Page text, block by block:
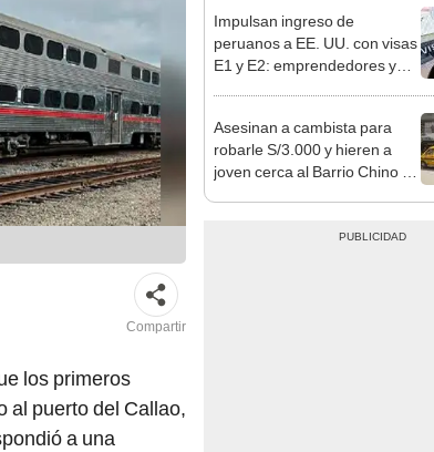
Compartir
los primeros
al puerto del Callao,
a una
Impulsan ingreso de
peruanos a EE. UU. con visas
E1 y E2: emprendedores y
Asesinan a cambista para
robarle S/3.000 y hieren a
joven cerca al Barrio Chino en